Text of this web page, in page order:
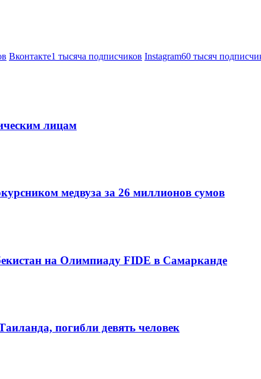
Вконтакте1 тысяча подписчиков Instagram60 тысяч
лицам
медвуза за 26 миллионов сумов
на Олимпиаду FIDE в Самарканде
погибли девять человек